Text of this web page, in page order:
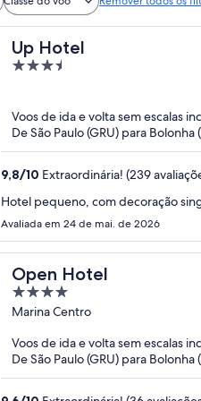
Up Hotel
3.5
5
Voos de ida e volta sem escalas
De São Paulo (GRU) para Bolonha
9,8/10 Extraordinária! (239
Hotel pequeno, com decoração
Avaliada em 24 de mai. de 2026
Open Hotel
4
out
5
Marina Centro
Voos de ida e volta sem escalas
De São Paulo (GRU) para Bolonha